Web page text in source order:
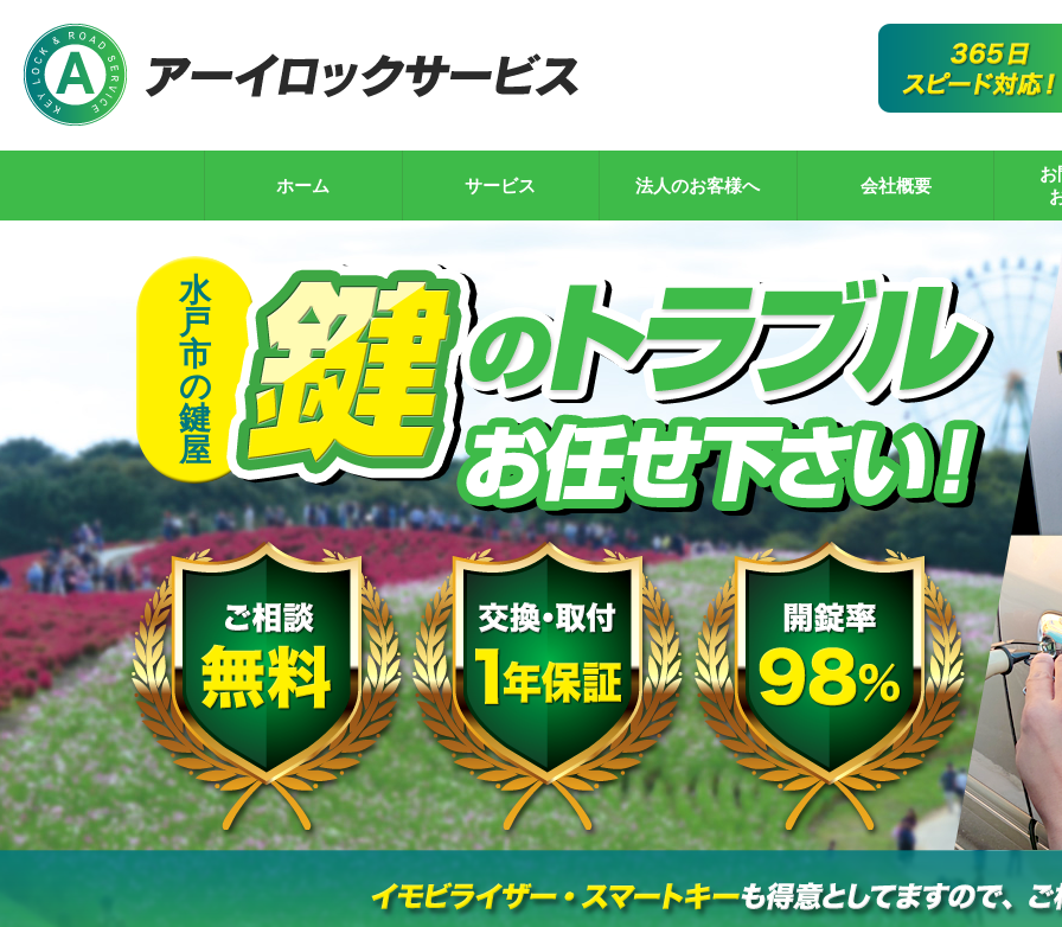
ホーム サービス 法人のお客様へ 会社概要
水
戸
市
の
鍵
屋